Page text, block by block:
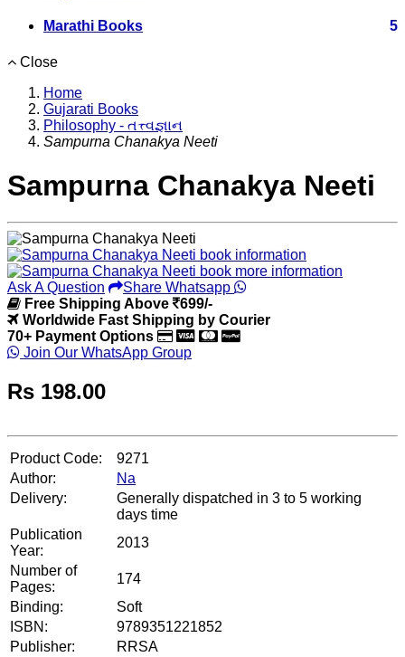
Marathi Books 5
Close
Home
Gujarati Books
Philosophy - તત્ત્વજ્ઞાન
Sampurna Chanakya Neeti
Sampurna Chanakya Neeti
Ask A Question
Share Whatsapp
Free Shipping Above
699/-
Worldwide Fast Shipping by Courier
70+ Payment Options
Join Our WhatsApp Group
Rs 198.00
Product Code:
9271
Author:
Na
Delivery:
Generally dispatched in 3 to 5 working
days time
Publication
Year:
2013
Number of
Pages:
174
Binding:
Soft
ISBN:
9789351221852
Publisher:
RRSA